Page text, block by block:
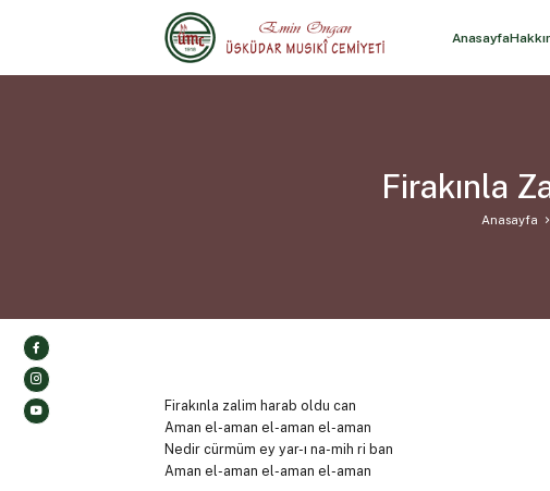
Anasayfa
Firakınla
Anasayfa
Firakınla zalim harab oldu can
Aman el-aman el-aman el-aman
Nedir cürmüm ey yar-ı na-mih ri ban
Aman el-aman el-aman el-aman